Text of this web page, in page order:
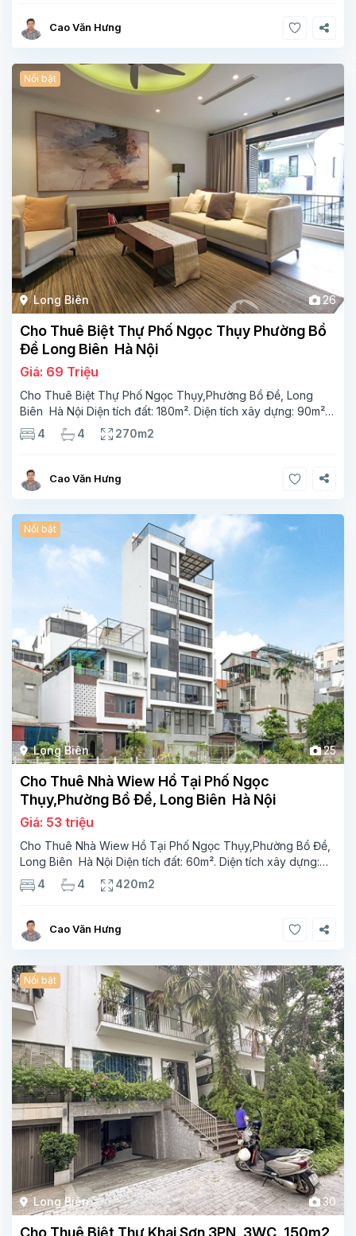
Cao Văn Hưng
Long Biên 26
Nổi bật
Cho Thuê Biệt Thự Phố Ngọc Thụy Phường Bồ
Đề Long Biên Hà Nội
Giá: 69 Triệu
Cho Thuê Biệt Thự Phố Ngọc Thụy,Phường Bồ Đề, Long
Biên Hà Nội Diện tích đất: 180m². Diện tích xây dựng: 90m² x
4 tầng, 4 phòng ngủ,4 phòng tắm Tầng 1 phòng bếp wc
phòng ngủ.phòng tắm Tầng 2 phong khách, phòng
4 4 270m2
Cao Văn Hưng
Long Biên 25
Nổi bật
Cho Thuê Nhà Wiew Hồ Tại Phố Ngọc
Thụy,Phường Bồ Đề, Long Biên Hà Nội
Giá: 53 triệu
Cho Thuê Nhà Wiew Hồ Tại Phố Ngọc Thụy,Phường Bồ Đề,
Long Biên Hà Nội Diện tích đất: 60m². Diện tích xây dựng:
60m² x 7 tầng, 4 phòng ngủ,4 phòng tắm Tầng 1 Gara Tầng
2 phong khách Tầng 3-1 phòng ngủ, 1 phòng
4 4 420m2
Cao Văn Hưng
Long Biên 30
Nổi bật
Cho Thuê Biệt Thự Khai Sơn 3PN, 3WC, 150m2